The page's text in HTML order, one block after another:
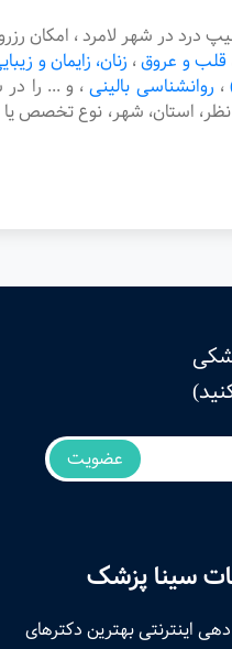
در شهر لامرد ، امکان
قلب و عروق، زنان، زایمان و
، روانشناسی بالینی ، و ... را
نظر، استان، شهر، نوع
عضویت
سینا پزشک
اینترنتی بهترین دکترهای